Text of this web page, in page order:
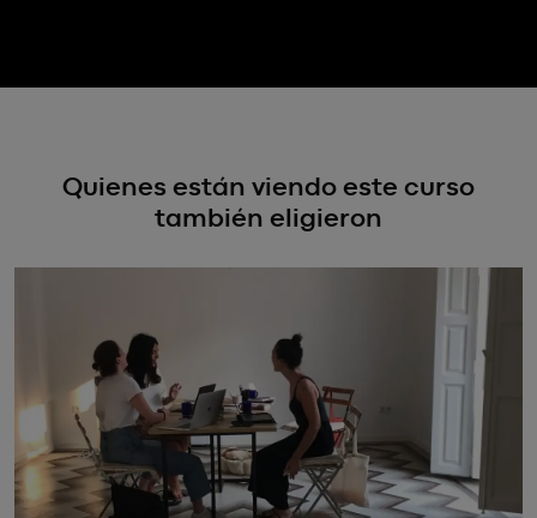
Quienes están viendo este curso
también eligieron